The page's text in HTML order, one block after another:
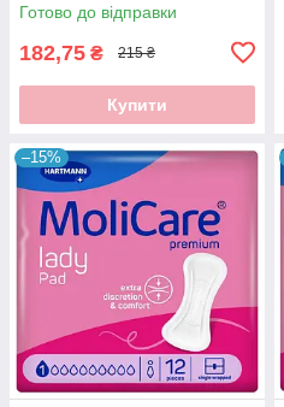
Готово до відправки
182,75 ₴ 215 ₴
Купити
–15%